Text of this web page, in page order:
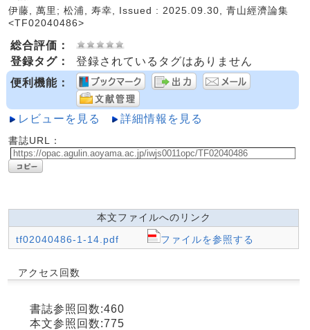
伊藤, 萬里; 松浦, 寿幸, Issued : 2025.09.30, 青山經濟論集
<TF02040486>
総合評価：
登録タグ：
登録されているタグはありません
便利機能：
レビューを見る 詳細情報を見る
書誌URL：
本文ファイルへのリンク
tf02040486-1-14.pdf
ファイルを参照する
アクセス回数
書誌参照回数:460
本文参照回数:775